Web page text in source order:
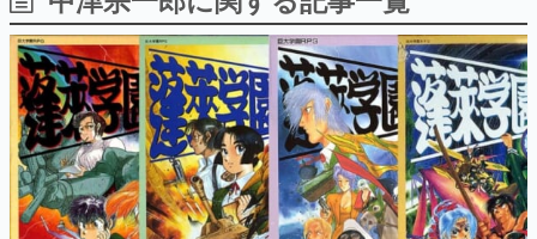
解説を掲載。約20年の歴史が一望できる決定版！
若ゲのいたり〜ゲームクリエイターの青春〜
『うつヌケ』『ペンと箸』等で知られるマンガ家・田中圭
一先生によるゲーム業界レポートマンガです。
なんでゲームは面白い？
ゲーム開発者・hamatsu氏がゲームの魅力を画面や操作の
具体的な形から解き明かしていく、硬派で骨太な評論連載
です。